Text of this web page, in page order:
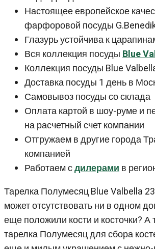
Настоящее европейское
фарфоровой посуды
Глазурь устойчива к
Вся коллекция посудыBlue
Коллекция посуды Blue
Доставка посуды 1 день в
Самовывоз посуды со склада
Оплата картой в шоу-руме и
на расчетный счет компании
Отгружаем в другие города
компанией
Работаем сдилерамив
Тарелка Полумесяц Blue Valbella
может отсутствовать ни в одном
еще положили кости и косточки? А
тарелка Полумесяц для сбора